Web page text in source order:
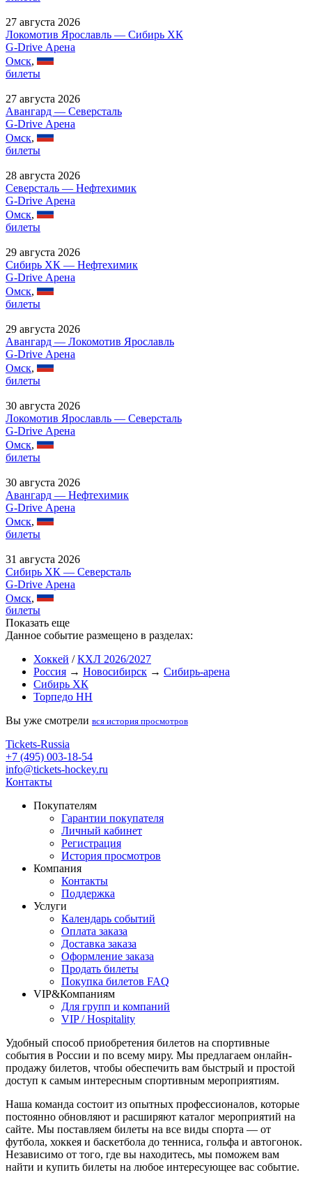
27 августа 2026
Локомотив Ярославль — Сибирь ХК
G-Drive Арена
Омск,
билеты
27 августа 2026
Авангард — Северсталь
G-Drive Арена
Омск,
билеты
28 августа 2026
Северсталь — Нефтехимик
G-Drive Арена
Омск,
билеты
29 августа 2026
Сибирь ХК — Нефтехимик
G-Drive Арена
Омск,
билеты
29 августа 2026
Авангард — Локомотив Ярославль
G-Drive Арена
Омск,
билеты
30 августа 2026
Локомотив Ярославль — Северсталь
G-Drive Арена
Омск,
билеты
30 августа 2026
Авангард — Нефтехимик
G-Drive Арена
Омск,
билеты
31 августа 2026
Сибирь ХК — Северсталь
G-Drive Арена
Омск,
билеты
Показать еще
Данное событие размещено в разделах:
Хоккей /КХЛ 2026/2027
Россия → Новосибирск → Сибирь-арена
Сибирь ХК
Торпедо НН
Вы уже смотрели вся история просмотров
Tickets-Russia
+7 (495) 003-18-54
info@tickets-hockey.ru
Контакты
Покупателям
Гарантии покупателя
Личный кабинет
Регистрация
История просмотров
Компания
Контакты
Поддержка
Услуги
Календарь событий
Оплата заказа
Доставка заказа
Оформление заказа
Продать билеты
Покупка билетов FAQ
VIP&Компаниям
Для групп и компаний
VIP / Hospitality
Удобный способ приобретения билетов на спортивные
события в России и по всему миру. Мы предлагаем онлайн-
продажу билетов, чтобы обеспечить вам быстрый и простой
доступ к самым интересным спортивным мероприятиям.
Наша команда состоит из опытных профессионалов, которые
постоянно обновляют и расширяют каталог мероприятий на
сайте. Мы поставляем билеты на все виды спорта — от
футбола, хоккея и баскетбола до тенниса, гольфа и автогонок.
Независимо от того, где вы находитесь, мы поможем вам
найти и купить билеты на любое интересующее вас событие.